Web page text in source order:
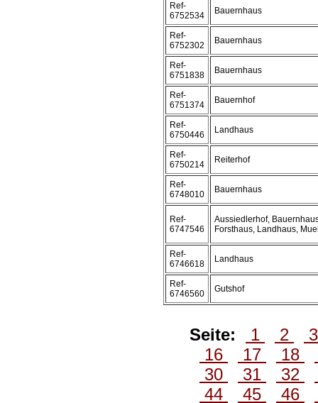
Ref-
6752534
Bauernhaus
Ref-
6752302
Bauernhaus
Ref-
6751838
Bauernhaus
Ref-
6751374
Bauernhof
Ref-
6750446
Landhaus
Ref-
6750214
Reiterhof
Ref-
6748010
Bauernhaus
Ref-
6747546
Aussiedlerhof,
Forsthaus, Landhaus,
Ref-
6746618
Landhaus
Ref-
6746560
Gutshof
Seite: 1 2
16
17 18
30
31 32
44
45 46